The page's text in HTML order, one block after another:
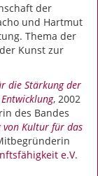
der
und Hartmut
Thema der
Kunst zur
die Stärkung der
, 2002
des Bandes
von Kultur für das
e.V.